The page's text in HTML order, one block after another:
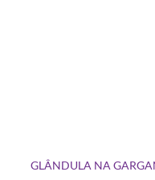
GLÂNDULA NA